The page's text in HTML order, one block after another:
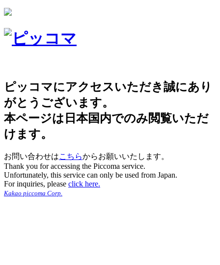
ピッコマにアクセスいただき誠にあり
がとうございます。
本ページは日本国内でのみ閲覧いただ
けます。
お問い合わせはこちらからお願いいたします。
Thank you for accessing the Piccoma service.
Unfortunately, this service can only be used from Japan.
For inquiries, please click here.
Kakao piccoma Corp.